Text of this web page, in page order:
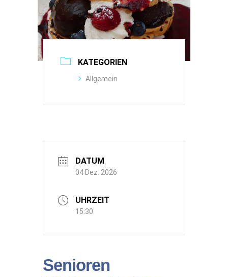
KATEGORIEN
Allgemein
DATUM
04 Dez. 2026
UHRZEIT
15:30
Senioren